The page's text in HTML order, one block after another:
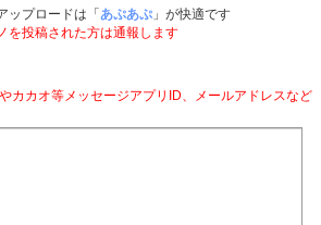
プロードは「 あぷあぷ 」が快適です
を投稿された方は通報します
カカオ等メッセージアプリID、メールアドレスなど